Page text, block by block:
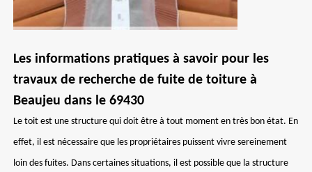
Les informations pratiques à savoir pour les
travaux de recherche de fuite de toiture à
Beaujeu dans le 69430
Le toit est une structure qui doit être à tout moment en très bon état. En
effet, il est nécessaire que les propriétaires puissent vivre sereinement
loin des fuites. Dans certaines situations, il est possible que la structure